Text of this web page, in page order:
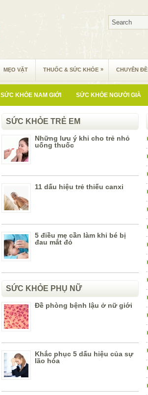
MẸO VẶT THUỐC & SỨC KHỎE » CHUYÊN ĐỀ
SỨC KHỎE NAM GIỚI SỨC KHỎE NGƯỜI GIÀ
SỨC KHỎE TRẺ EM
Những lưu ý khi cho trẻ nhỏ
uống thuốc
11 dấu hiệu trẻ thiếu canxi
5 điều mẹ cần làm khi bé bị
đau mắt đỏ
SỨC KHỎE PHỤ NỮ
Đề phòng bệnh lậu ở nữ giới
Khắc phục 5 dấu hiệu của sự
lão hóa